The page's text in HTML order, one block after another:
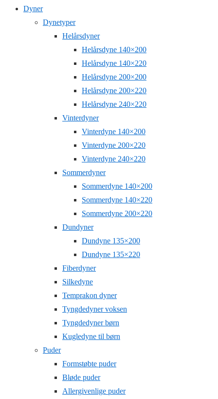
Dyner
Dynetyper
Helårsdyner
Helårsdyne 140×200
Helårsdyne 140×220
Helårsdyne 200×200
Helårsdyne 200×220
Helårsdyne 240×220
Vinterdyner
Vinterdyne 140×200
Vinterdyne 200×220
Vinterdyne 240×220
Sommerdyner
Sommerdyne 140×200
Sommerdyne 140×220
Sommerdyne 200×220
Dundyner
Dundyne 135×200
Dundyne 135×220
Fiberdyner
Silkedyne
Temprakon dyner
Tyngdedyner voksen
Tyngdedyner børn
Kugledyne til børn
Puder
Formstøbte puder
Bløde puder
Allergivenlige puder